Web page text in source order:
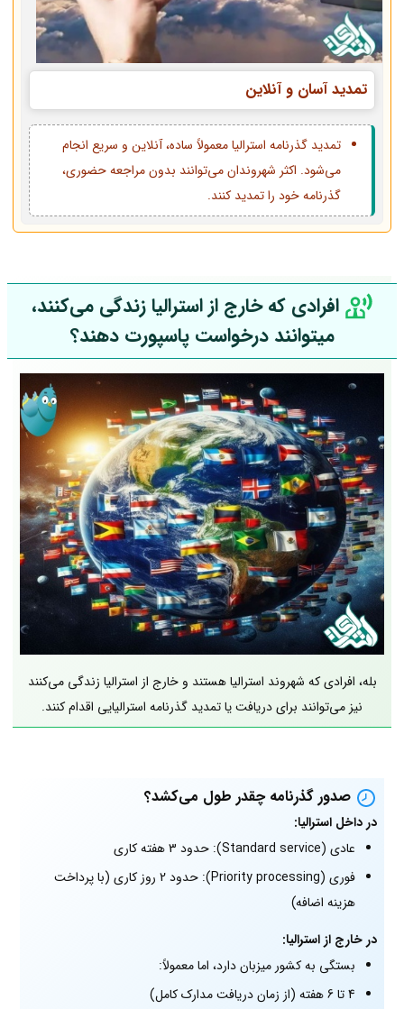
تمدید آسان و آنلاین
تمدید گذرنامه استرالیا معمولاً ساده، آنلاین و سریع انجام
می‌شود. اکثر شهروندان می‌توانند بدون مراجعه حضوری،
گذرنامه خود را تمدید کنند.
افرادی که خارج از استرالیا زندگی می‌کنند،
میتوانند درخواست پاسپورت دهند؟
بله، افرادی که شهروند استرالیا هستند و خارج از استرالیا زندگی می‌کنند
نیز می‌توانند برای دریافت یا تمدید گذرنامه استرالیایی اقدام کنند.
صدور گذرنامه چقدر طول می‌کشد؟
در داخل استرالیا:
عادی (Standard service): حدود 3 هفته کاری
فوری (Priority processing): حدود 2 روز کاری (با پرداخت
هزینه اضافه)
در خارج از استرالیا:
بستگی به کشور میزبان دارد، اما معمولاً:
4 تا 6 هفته (از زمان دریافت مدارک کامل)